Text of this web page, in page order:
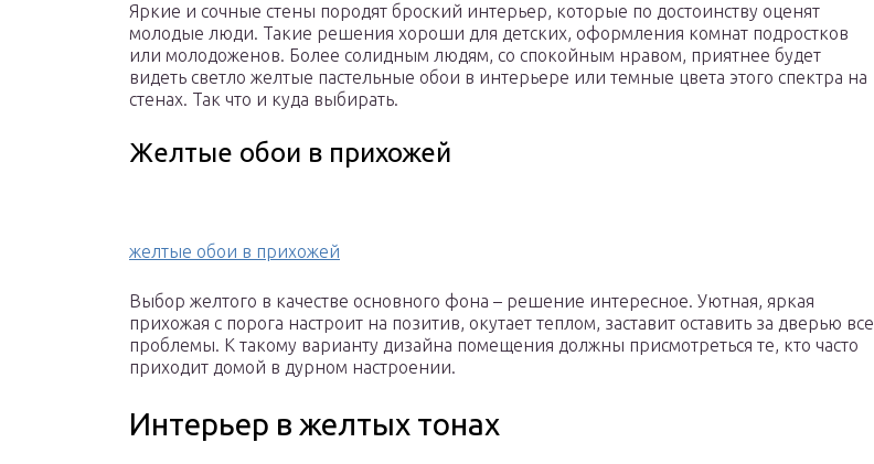
Яркие и сочные стены породят броский интерьер, которые по достоинству оценят
молодые люди. Такие решения хороши для детских, оформления комнат подростков
или молодоженов. Более солидным людям, со спокойным нравом, приятнее будет
видеть светло желтые пастельные обои в интерьере или темные цвета этого спектра на
стенах. Так что и куда выбирать.
Желтые обои в прихожей
желтые обои в прихожей
Выбор желтого в качестве основного фона – решение интересное. Уютная, яркая
прихожая с порога настроит на позитив, окутает теплом, заставит оставить за дверью все
проблемы. К такому варианту дизайна помещения должны присмотреться те, кто часто
приходит домой в дурном настроении.
Интерьер в желтых тонах